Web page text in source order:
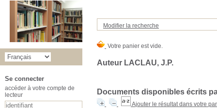
Modifier la recherche
Auteur LACLAU, J.P.
Documents disponibles écrits
Ajouter le résultat dans votre
Se connecter
accéder à votre compte de
lecteur